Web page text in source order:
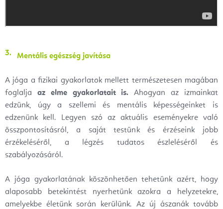
Mentális egészség javítása
A jóga a fizikai gyakorlatok mellett természetesen magában
foglalja az elme gyakorlatait is. Ahogyan az izmainkat
edzünk, úgy a szellemi és mentális képességeinket is
edzenünk kell. Legyen szó az aktuális eseményekre való
összpontosításról, a saját testünk és érzéseink jobb
érzékeléséről, a légzés tudatos észleléséről és
szabályozásáról.
A jóga gyakorlatának köszönhetően tehetünk azért, hogy
alaposabb betekintést nyerhetünk azokra a helyzetekre,
amelyekbe életünk során kerülünk. Az új ászanák tovább